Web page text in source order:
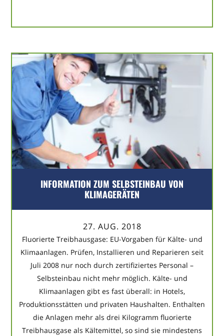
INFORMATION ZUM SELBSTEINBAU VON
KLIMAGERÄTEN
27. AUG. 2018
Fluorierte Treibhausgase: EU-Vorgaben für Kälte- und
Klimaanlagen. Prüfen, Installieren und Reparieren seit
Juli 2008 nur noch durch zertifiziertes Personal –
Selbsteinbau nicht mehr möglich. Kälte- und
Klimaanlagen gibt es fast überall: in Hotels,
Produktionsstätten und privaten Haushalten. Enthalten
die Anlagen mehr als drei Kilogramm fluorierte
Treibhausgase als Kältemittel, so sind sie mindestens